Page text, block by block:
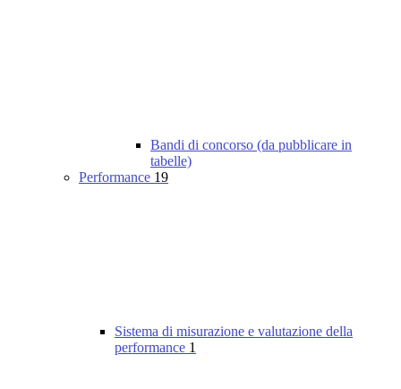
Bandi di concorso (da pubblicare in
tabelle)
Performance 19
Sistema di misurazione e valutazione della
performance 1